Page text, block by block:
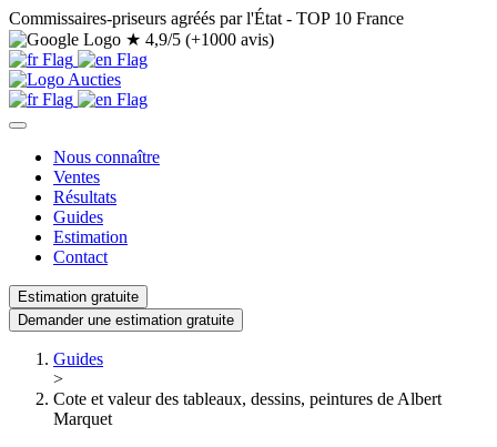
Commissaires-priseurs agréés par l'État - TOP 10 France
★ 4,9/5 (+1000 avis)
Nous connaître
Ventes
Résultats
Guides
Estimation
Contact
Estimation gratuite
Demander une estimation gratuite
Guides
>
Cote et valeur des tableaux, dessins, peintures de Albert
Marquet